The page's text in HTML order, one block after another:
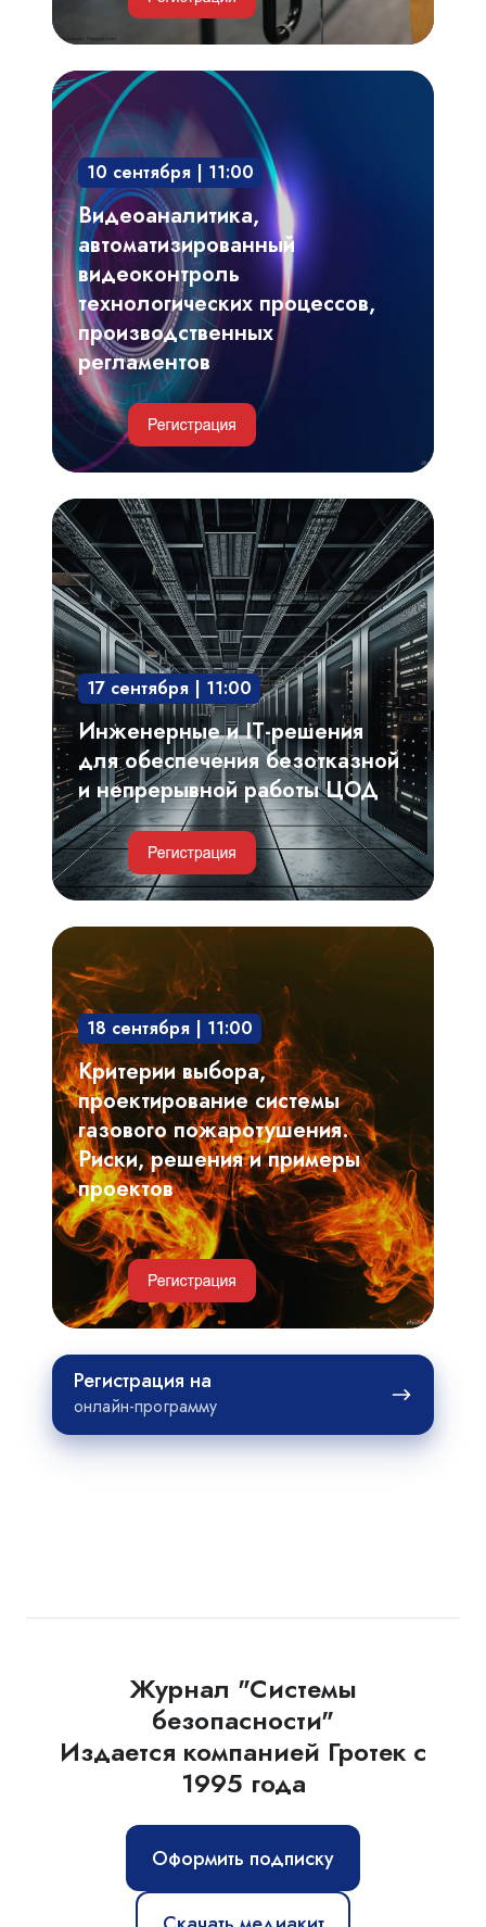
Видеоаналитика,
автоматизированный
видеоконтроль
технологических
процессов,
производственных
регламентов
10 сентября | 11:00
Видеоаналитика,
автоматизированный
видеоконтроль
технологических процессов,
производственных
регламентов
Инженерные
и
IT-
решения
для
обеспечения
безотказной
и
непрерывной
работы
ЦОД
17 сентября | 11:00
Инженерные и IT-решения
для обеспечения безотказной
и непрерывной работы ЦОД
Критерии
выбора,
проектирование
системы
газового
пожаротушения.
Риски,
решения
и
примеры
проектов
18 сентября | 11:00
Критерии выбора,
проектирование системы
газового пожаротушения.
Риски, решения и примеры
проектов
Регистрация на
онлайн-программу
Регистрация
Журнал "Системы
безопасности"
Издается компанией Гротек с
1995 года
Оформить подписку